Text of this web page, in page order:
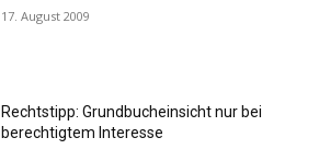
17. August 2009
Rechtstipp: Grundbucheinsicht nur bei
berechtigtem Interesse